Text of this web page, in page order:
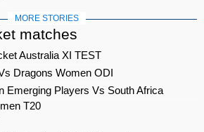
MORE STORIES
matches
Australia XI TEST
Dragons Women ODI
Emerging Players Vs South Africa
T20